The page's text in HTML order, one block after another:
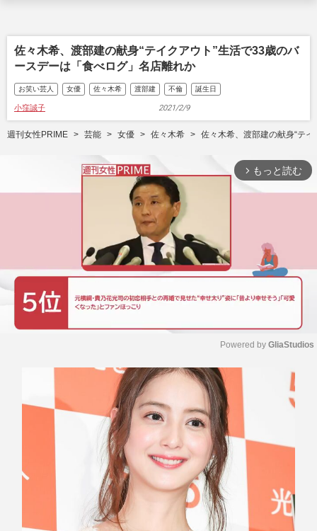
佐々木希、渡部建の献身“テイクアウト”生活で33歳のバ
ースデーは「食べログ」名店離れか
お笑い芸人 女優 佐々木希 渡部建 不倫 誕生日
小窪誠子 2021/2/9
週刊女性PRIME 芸能 女優 佐々木希 佐々木希、渡部建の献身“テ
arrow_forward_ios もっと読む
Powered by GliaStudios